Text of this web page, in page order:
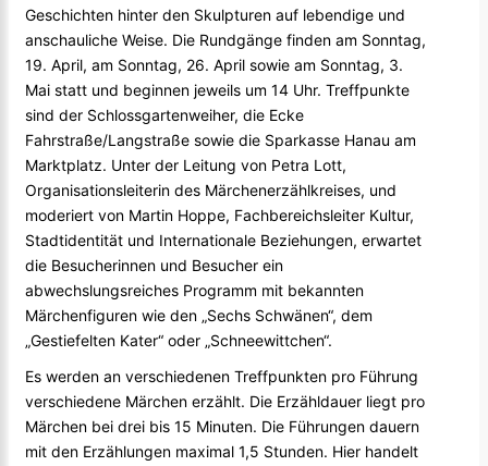
Geschichten hinter den Skulpturen auf lebendige und
anschauliche Weise. Die Rundgänge finden am Sonntag,
19. April, am Sonntag, 26. April sowie am Sonntag, 3.
Mai statt und beginnen jeweils um 14 Uhr. Treffpunkte
sind der Schlossgartenweiher, die Ecke
Fahrstraße/Langstraße sowie die Sparkasse Hanau am
Marktplatz. Unter der Leitung von Petra Lott,
Organisationsleiterin des Märchenerzählkreises, und
moderiert von Martin Hoppe, Fachbereichsleiter Kultur,
Stadtidentität und Internationale Beziehungen, erwartet
die Besucherinnen und Besucher ein
abwechslungsreiches Programm mit bekannten
Märchenfiguren wie den „Sechs Schwänen“, dem
„Gestiefelten Kater“ oder „Schneewittchen“.
Es werden an verschiedenen Treffpunkten pro Führung
verschiedene Märchen erzählt. Die Erzähldauer liegt pro
Märchen bei drei bis 15 Minuten. Die Führungen dauern
mit den Erzählungen maximal 1,5 Stunden. Hier handelt